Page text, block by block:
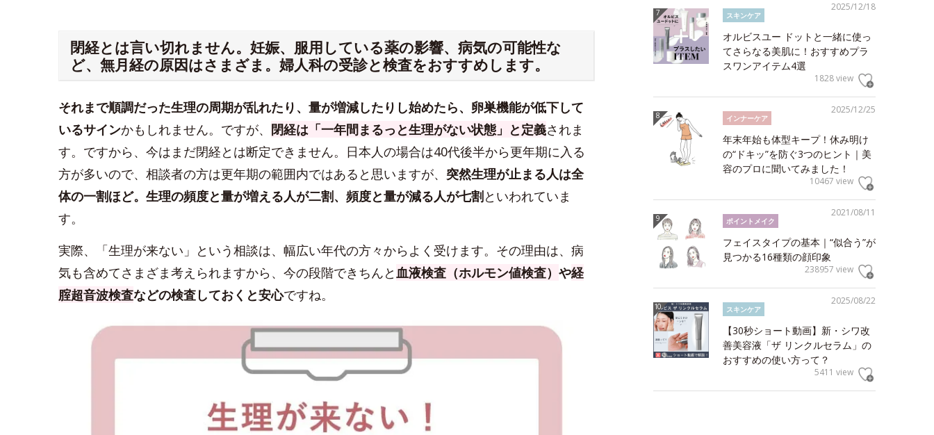
閉経とは言い切れません。妊娠、服用している薬の影響、病気の可能性な
ど、無月経の原因はさまざま。婦人科の受診と検査をおすすめします。
それまで順調だった生理の周期が乱れたり、量が増減したりし始めたら、卵巣機能が低下して
いるサインかもしれません。ですが、 閉経は「一年間まるっと生理がない状態」と定義されま
す。ですから、今はまだ閉経とは断定できません。日本人の場合は40代後半から更年期に入る
方が多いので、相談者の方は更年期の範囲内ではあると思いますが、 突然生理が止まる人は全
体の一割ほど。生理の頻度と量が増える人が二割、頻度と量が減る人が七割といわれていま
す。
実際、「生理が来ない」という相談は、幅広い年代の方々からよく受けます。その理由は、病
気も含めてさまざま考えられますから、今の段階できちんと血液検査（ホルモン値検査） や経
腟超音波検査などの検査しておくと安心ですね。
2025/12/18
スキンケア
オルビスユー ドットと一緒に使っ
てさらなる美肌に！おすすめプラ
スワンアイテム4選
1828 view
2025/12/25
インナーケア
年末年始も体型キープ！休み明け
の“ドキッ”を防ぐ3つのヒント｜美
容のプロに聞いてみました！
10467 view
2021/08/11
ポイントメイク
フェイスタイプの基本｜“似合う”が
見つかる16種類の顔印象
238957 view
2025/08/22
スキンケア
【30秒ショート動画】新・シワ改
善美容液「ザ リンクルセラム」の
おすすめの使い方って？
5411 view